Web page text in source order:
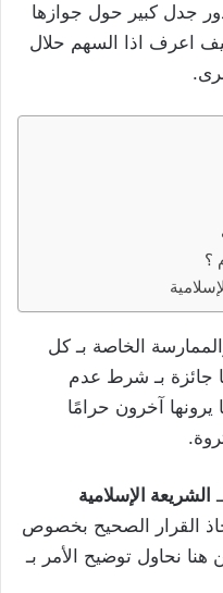
جدل كبير حول جوازها
اعرف اذا السهم حلال
؟
الخاصة بـ كل
جائزة بـ شرط عدم
آخرون حرامًا
الشريعة الإسلامية
القرار الصحيح بخصوص
هنا نحاول توضيح الأمر بـ